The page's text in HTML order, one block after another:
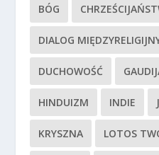
BÓG
DIALOG
DUCHOWOŚĆ
HINDUIZM INDIE
KRYSZNA LOTOS